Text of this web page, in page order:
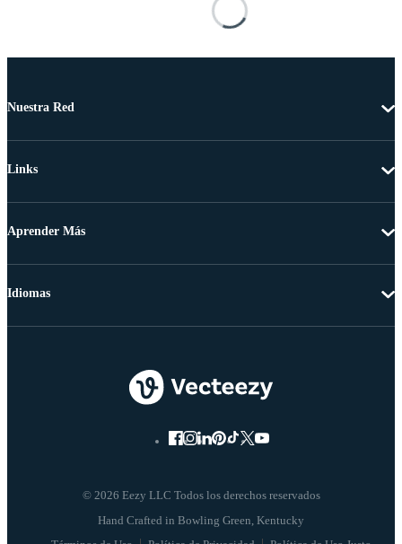
Nuestra Red
Links
Aprender Más
© 2026 Eezy LLC Todos los derechos reservados
Idiomas